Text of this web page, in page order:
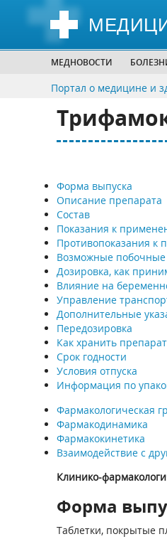
МЕДНОВОСТИ
Портал о медицине и
Форма выпуска
Описание препарата
Состав
Показания к
Противопоказания к
Возможные
Дозировка, как
Влияние на
Управление
Дополнительные
Передозировка
Как хранить препарат
Срок годности
Условия отпуска
Информация по
Фармакологическая
Фармакодинамика
Фармакокинетика
Взаимодействие с
Клинико-
Форма
Таблетки, покрытые